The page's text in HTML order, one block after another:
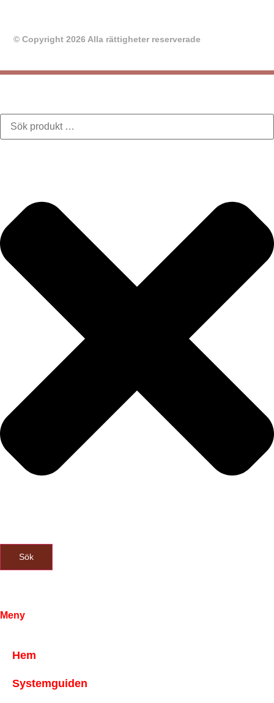
© Copyright 2026 Alla rättigheter reserverade
Sök
Meny
Hem
Systemguiden